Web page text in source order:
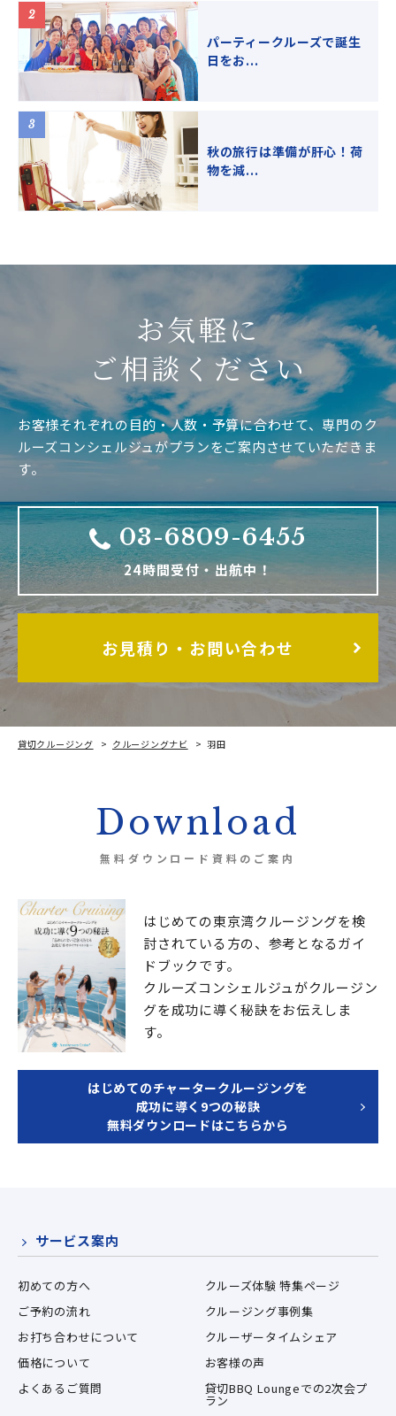
パーティークルーズで誕生
日をお...
秋の旅行は準備が肝心！荷
物を減...
お気軽に
ご相談ください
お客様それぞれの目的・人数・予算に合わせて、専門のク
ルーズコンシェルジュがプランをご案内させていただきま
す。
03-6809-6455
24時間受付・出航中！
お見積り・お問い合わせ
貸切クルージング クルージングナビ 羽田
Download
無料ダウンロード資料のご案内
はじめての東京湾クルージングを検
討されている方の、 参考となるガイ
ドブックです。
クルーズコンシェルジュがクルージン
グを成功に導く秘訣をお伝えしま
す。
はじめてのチャータークルージングを
成功に導く9つの秘訣
無料ダウンロードはこちらから
サービス案内
初めての方へ
クルーズ体験 特集ページ
ご予約の流れ
クルージング事例集
お打ち合わせについて
クルーザータイムシェア
価格について
お客様の声
よくあるご質問
貸切BBQ Loungeでの2次会プ
ラン